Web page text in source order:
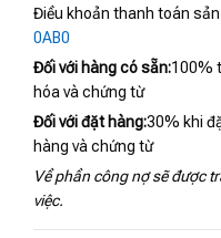
Điều khoản thanh toán sản
0AB0
Đối với hàng có sẵn:100%
hóa và chứng từ
Đối với đặt hàng:30% khi
hàng và chứng từ
Về phần công nợ sẽ được
việc.